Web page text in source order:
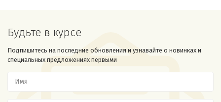
Будьте в курсе
Подпишитесь на последние обновления и узнавайте о новинках и
специальных предложениях первыми